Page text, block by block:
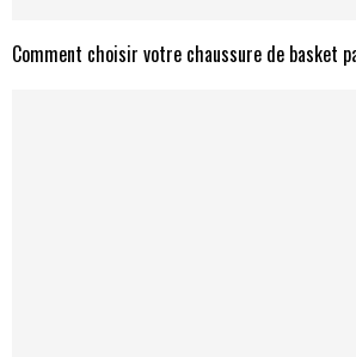
Comment choisir votre chaussure de basket